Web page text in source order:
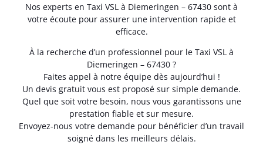
Nos experts en Taxi VSL à Diemeringen – 67430 sont à
votre écoute pour assurer une intervention rapide et
efficace.
À la recherche d’un professionnel pour le Taxi VSL à
Diemeringen – 67430 ?
Faites appel à notre équipe dès aujourd’hui !
Un devis gratuit vous est proposé sur simple demande.
Quel que soit votre besoin, nous vous garantissons une
prestation fiable et sur mesure.
Envoyez-nous votre demande pour bénéficier d’un travail
soigné dans les meilleurs délais.